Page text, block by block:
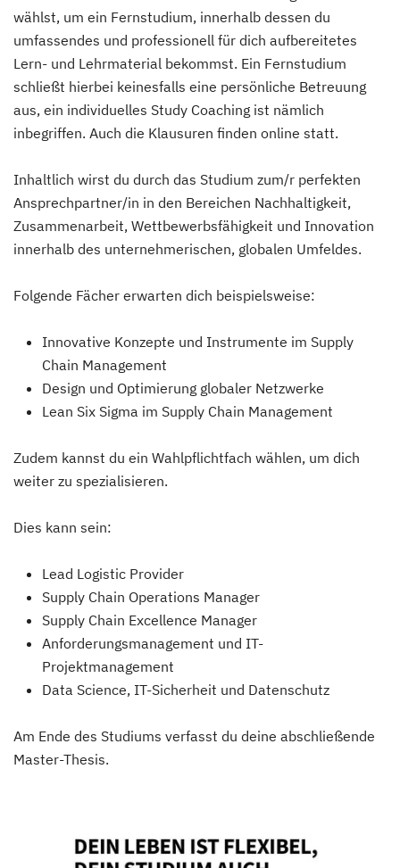
wählst, um ein Fernstudium, innerhalb dessen du
umfassendes und professionell für dich aufbereitetes
Lern- und Lehrmaterial bekommst. Ein Fernstudium
schließt hierbei keinesfalls eine persönliche Betreuung
aus, ein individuelles Study Coaching ist nämlich
inbegriffen. Auch die Klausuren finden online statt.
Inhaltlich wirst du durch das Studium zum/r perfekten
Ansprechpartner/in in den Bereichen Nachhaltigkeit,
Zusammenarbeit, Wettbewerbsfähigkeit und Innovation
innerhalb des unternehmerischen, globalen Umfeldes.
Folgende Fächer erwarten dich beispielsweise:
Innovative Konzepte und Instrumente im Supply
Chain Management
Design und Optimierung globaler Netzwerke
Lean Six Sigma im Supply Chain Management
Zudem kannst du ein Wahlpflichtfach wählen, um dich
weiter zu spezialisieren.
Dies kann sein:
Lead Logistic Provider
Supply Chain Operations Manager
Supply Chain Excellence Manager
Anforderungsmanagement und IT-
Projektmanagement
Data Science, IT-Sicherheit und Datenschutz
Am Ende des Studiums verfasst du deine abschließende
Master-Thesis.